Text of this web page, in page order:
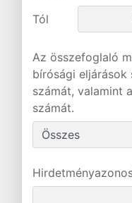
Tól
Az összefoglaló
bírósági eljárások
számát, valamint
számát.